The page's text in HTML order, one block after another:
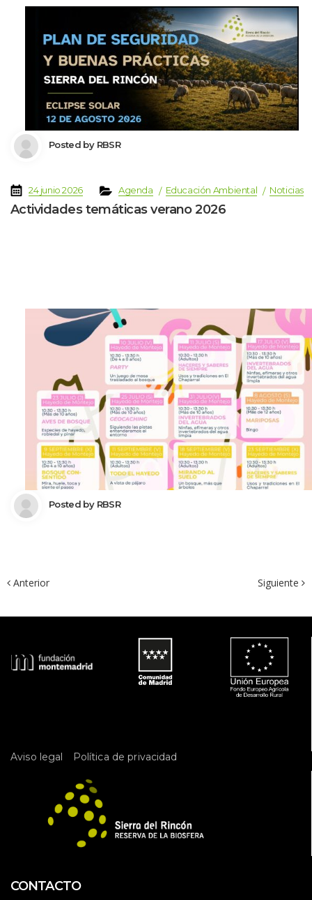
Posted by RBSR
24 junio 2026 Agenda Educación Ambiental Noticia
Actividades temáticas verano 2026
Posted by RBSR
Anterior Siguiente
Aviso legal Política de privacidad
CONTACTO